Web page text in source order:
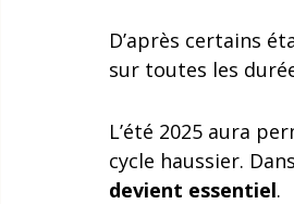
D’après certains
sur toutes les
L’été 2025 aura
cycle haussier.
devient essentiel.